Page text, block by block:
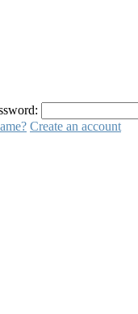
Create an account